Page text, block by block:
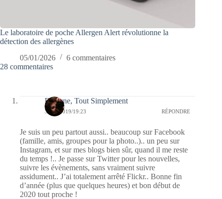
Le laboratoire de poche Allergen Alert révolutionne la
détection des allergènes
05/01/2026
6 commentaires
28 commentaires
Evelyne, Tout Simplement
31/12/2019/19:23 RÉPONDRE
Je suis un peu partout aussi.. beaucoup sur Facebook
(famille, amis, groupes pour la photo..).. un peu sur
Instagram, et sur mes blogs bien sûr, quand il me reste
du temps !.. Je passe sur Twitter pour les nouvelles,
suivre les évènements, sans vraiment suivre
assidument.. J’ai totalement arrêté Flickr.. Bonne fin
d’année (plus que quelques heures) et bon début de
2020 tout proche !